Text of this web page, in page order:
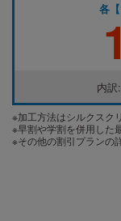
各
内訳
※加工方法はシルクスク
※早割や学割を併用した
※その他の割引プランの